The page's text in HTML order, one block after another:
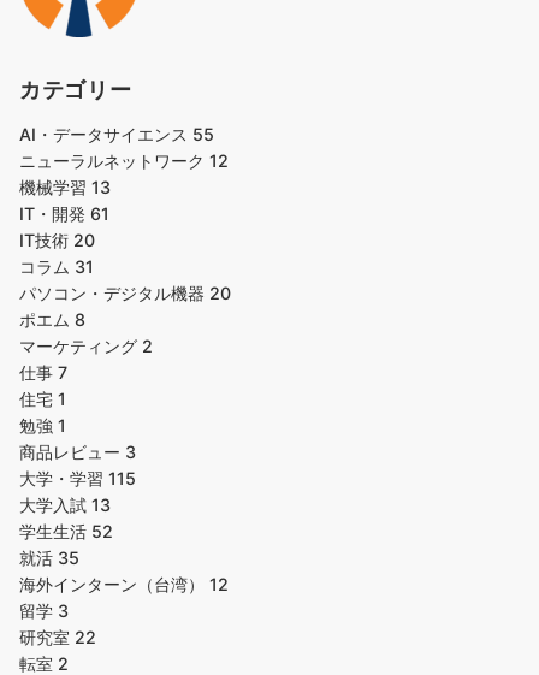
カテゴリー
AI・データサイエンス 55
ニューラルネットワーク 12
機械学習 13
IT・開発 61
IT技術 20
コラム 31
パソコン・デジタル機器 20
ポエム 8
マーケティング 2
仕事 7
住宅 1
勉強 1
商品レビュー 3
大学・学習 115
大学入試 13
学生生活 52
就活 35
海外インターン（台湾） 12
留学 3
研究室 22
転室 2